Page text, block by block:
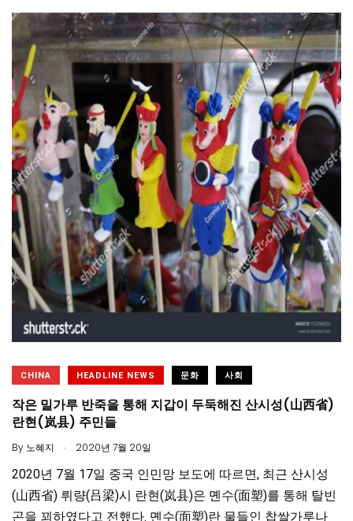
CHINA HEADLINE NEWS 문화 사회
작은 밀가루 반죽을 통해 지갑이 두둑해진 산시성(山西省)
란현(岚县) 주민들
By 노혜지 . 2020년 7월 20일
2020년 7월 17일 중국 인민망 보도에 따르면, 최근 산시성
(山西省) 뤼량(吕梁)시 란현(岚县)은 몐수(面塑)를 통해 탈빈
곤을 꾀하였다고 전했다. 몐수(面塑)란 물들인 찹쌀가루나